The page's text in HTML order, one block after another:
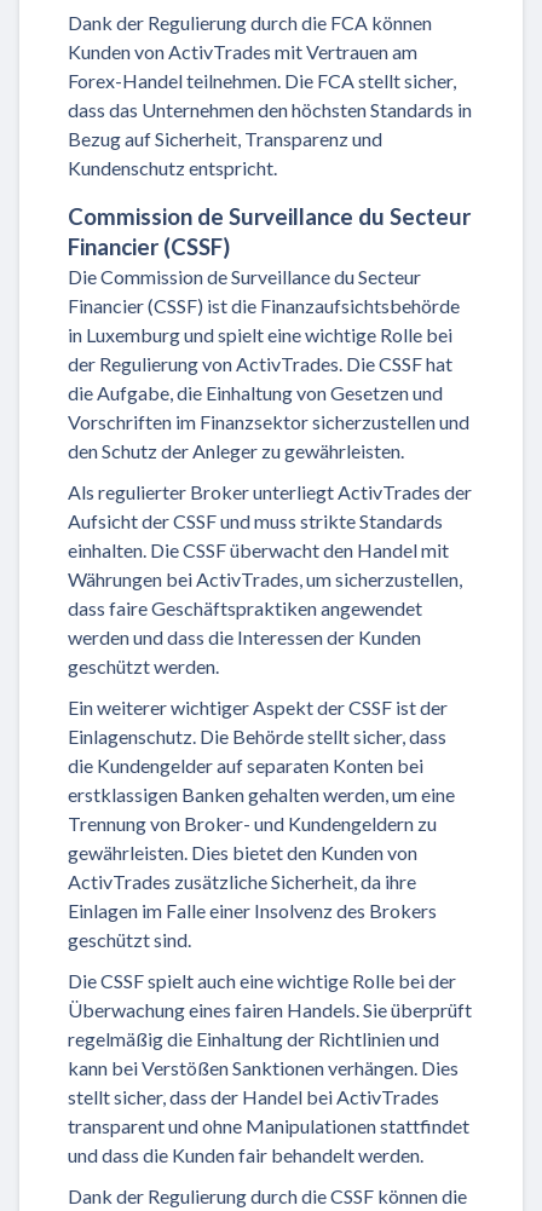
Dank der Regulierung durch die FCA können
Kunden von ActivTrades mit Vertrauen am
Forex-Handel teilnehmen. Die FCA stellt sicher,
dass das Unternehmen den höchsten Standards in
Bezug auf Sicherheit, Transparenz und
Kundenschutz entspricht.
Commission de Surveillance du Secteur
Financier (CSSF)
Die Commission de Surveillance du Secteur
Financier (CSSF) ist die Finanzaufsichtsbehörde
in Luxemburg und spielt eine wichtige Rolle bei
der Regulierung von ActivTrades. Die CSSF hat
die Aufgabe, die Einhaltung von Gesetzen und
Vorschriften im Finanzsektor sicherzustellen und
den Schutz der Anleger zu gewährleisten.
Als regulierter Broker unterliegt ActivTrades der
Aufsicht der CSSF und muss strikte Standards
einhalten. Die CSSF überwacht den Handel mit
Währungen bei ActivTrades, um sicherzustellen,
dass faire Geschäftspraktiken angewendet
werden und dass die Interessen der Kunden
geschützt werden.
Ein weiterer wichtiger Aspekt der CSSF ist der
Einlagenschutz. Die Behörde stellt sicher, dass
die Kundengelder auf separaten Konten bei
erstklassigen Banken gehalten werden, um eine
Trennung von Broker- und Kundengeldern zu
gewährleisten. Dies bietet den Kunden von
ActivTrades zusätzliche Sicherheit, da ihre
Einlagen im Falle einer Insolvenz des Brokers
geschützt sind.
Die CSSF spielt auch eine wichtige Rolle bei der
Überwachung eines fairen Handels. Sie überprüft
regelmäßig die Einhaltung der Richtlinien und
kann bei Verstößen Sanktionen verhängen. Dies
stellt sicher, dass der Handel bei ActivTrades
transparent und ohne Manipulationen stattfindet
und dass die Kunden fair behandelt werden.
Dank der Regulierung durch die CSSF können die